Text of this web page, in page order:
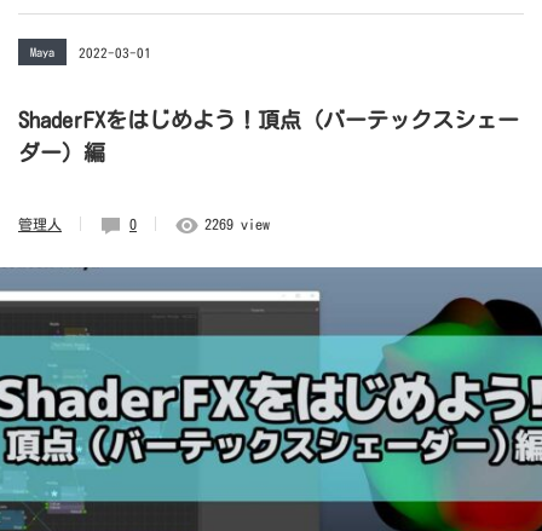
Maya 2022-03-01
ShaderFXをはじめよう！頂点（バーテックスシェー
ダー）編
管理人 0 2269 view